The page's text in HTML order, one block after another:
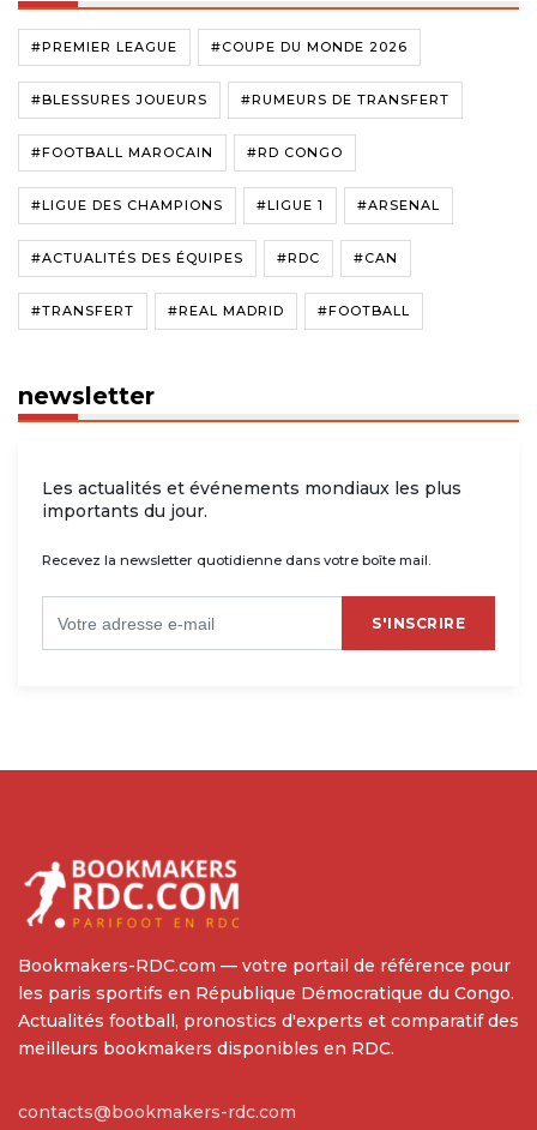
#PREMIER LEAGUE #COUPE DU MONDE 2026
#BLESSURES JOUEURS #RUMEURS DE TRANSFERT
#FOOTBALL MAROCAIN #RD CONGO
#LIGUE DES CHAMPIONS #LIGUE 1 #ARSENAL
#ACTUALITÉS DES ÉQUIPES #RDC #CAN
#TRANSFERT #REAL MADRID #FOOTBALL
newsletter
Les actualités et événements mondiaux les plus
importants du jour.
Recevez la newsletter quotidienne dans votre boîte mail.
S'INSCRIRE
Bookmakers-RDC.com — votre portail de référence pour
les paris sportifs en République Démocratique du Congo.
Actualités football, pronostics d'experts et comparatif des
meilleurs bookmakers disponibles en RDC.
contacts@bookmakers-rdc.com